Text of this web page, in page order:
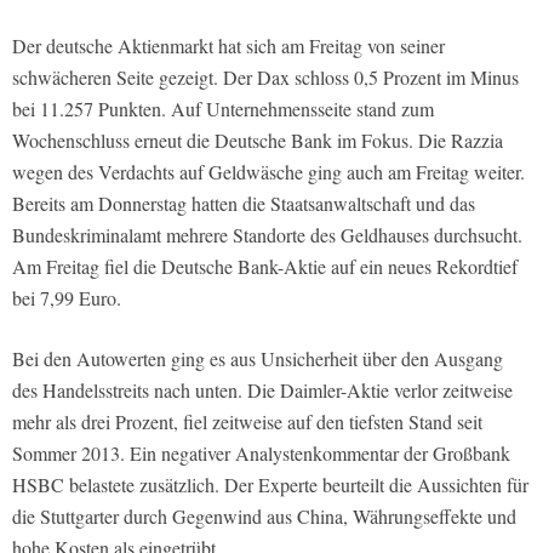
Der deutsche Aktienmarkt hat sich am Freitag von seiner
schwächeren Seite gezeigt. Der Dax schloss 0,5 Prozent im Minus
bei 11.257 Punkten. Auf Unternehmensseite stand zum
Wochenschluss erneut die Deutsche Bank im Fokus. Die Razzia
wegen des Verdachts auf Geldwäsche ging auch am Freitag weiter.
Bereits am Donnerstag hatten die Staatsanwaltschaft und das
Bundeskriminalamt mehrere Standorte des Geldhauses durchsucht.
Am Freitag fiel die Deutsche Bank-Aktie auf ein neues Rekordtief
bei 7,99 Euro.
Bei den Autowerten ging es aus Unsicherheit über den Ausgang
des Handelsstreits nach unten. Die Daimler-Aktie verlor zeitweise
mehr als drei Prozent, fiel zeitweise auf den tiefsten Stand seit
Sommer 2013. Ein negativer Analystenkommentar der Großbank
HSBC belastete zusätzlich. Der Experte beurteilt die Aussichten für
die Stuttgarter durch Gegenwind aus China, Währungseffekte und
hohe Kosten als eingetrübt.